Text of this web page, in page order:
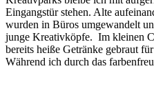
Eingangstür stehen. Alte
wurden in Büros umgewandelt
junge Kreativköpfe. Im kleinen
bereits heiße Getränke gebraut
Während ich durch das